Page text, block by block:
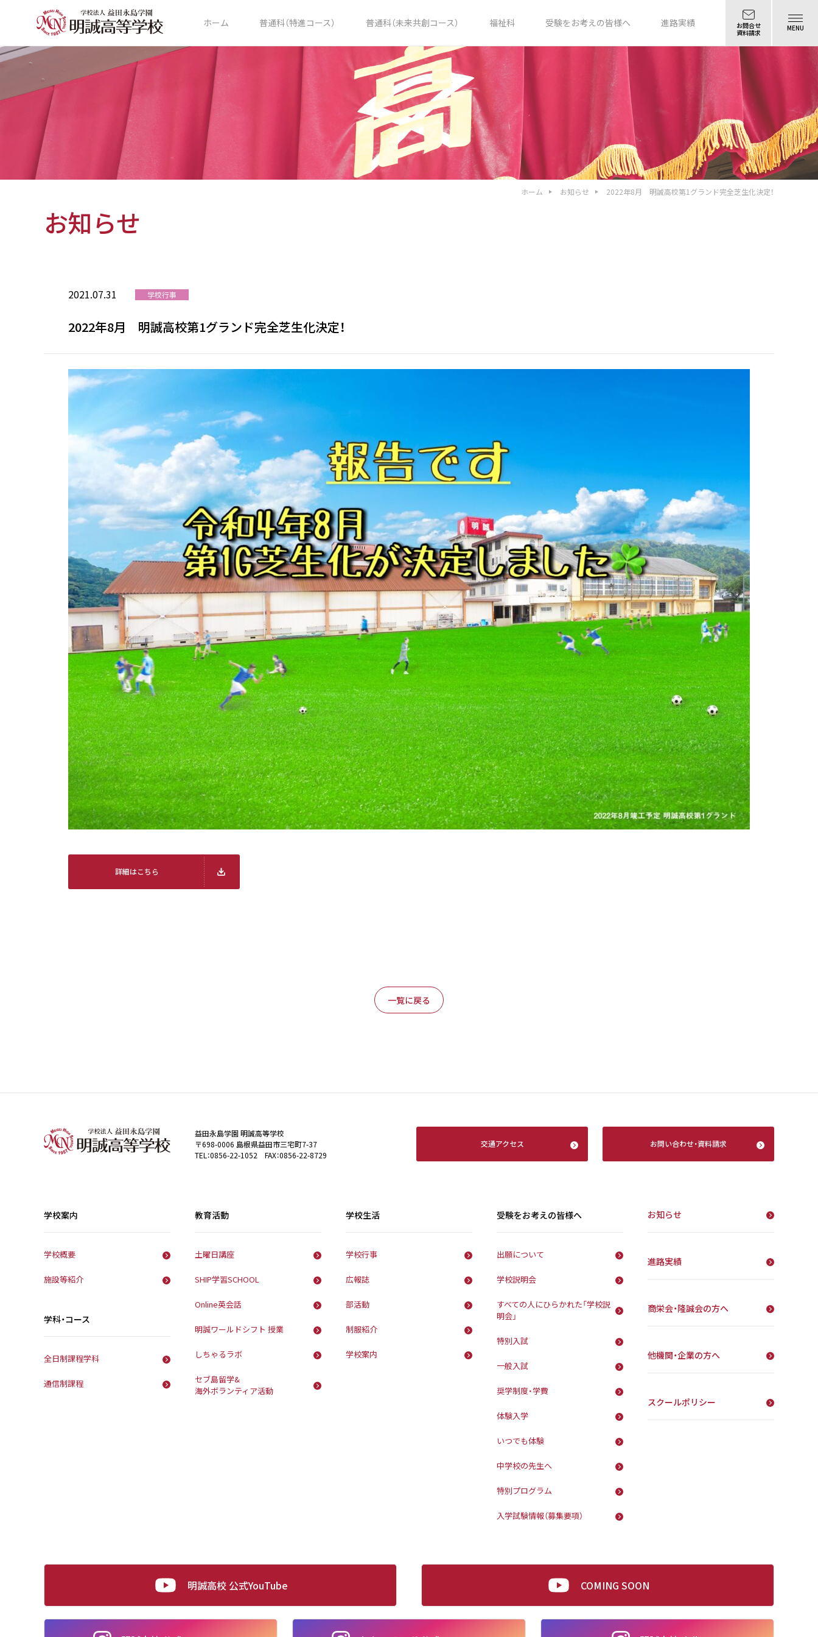
ホーム 普通科（特進コース） 普通科（未来共創コース） 福祉科 受験をお考えの皆様へ 進路実績
お問合せ
資料請求
MENU
ホーム お知らせ 2022年8月 明誠高校第1グランド完全芝生化決定！
お知らせ
2021.07.31 学校行事
2022年8月 明誠高校第1グランド完全芝生化決定！
詳細はこちら
一覧に戻る
益田永島学園 明誠高等学校
〒698-0006 島根県益田市三宅町7-37
TEL：0856-22-1052 FAX：0856-22-8729
交通アクセス お問い合わせ・資料請求
学校案内
学校概要
施設等紹介
学科・コース
全日制課程学科
通信制課程
教育活動
土曜日講座
SHIP学習SCHOOL
Online英会話
明誠ワールドシフト 授業
しちゃるラボ
セブ島留学&
海外ボランティア活動
学校生活
学校行事
広報誌
部活動
制服紹介
学校案内
受験をお考えの皆様へ
出願について
学校説明会
すべての人にひらかれた「学校説
明会」
特別入試
一般入試
奨学制度・学費
体験入学
いつでも体験
中学校の先生へ
特別プログラム
入学試験情報（募集要項）
お知らせ
進路実績
商栄会・隆誠会の方へ
他機関・企業の方へ
スクールポリシー
明誠高校 公式YouTube COMING SOON